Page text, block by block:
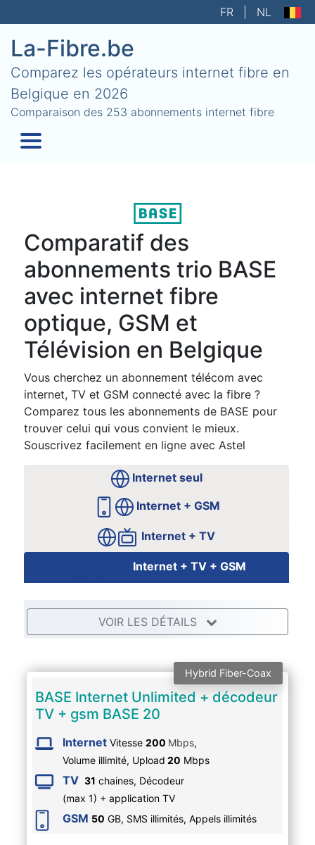
FR NL
La-Fibre.be
Comparez les opérateurs internet fibre en
Belgique en 2026
Comparaison des 253 abonnements internet fibre
Comparatif des
abonnements trio BASE
avec internet fibre
optique, GSM et
Télévision en Belgique
Vous cherchez un abonnement télécom avec
internet, TV et GSM connecté avec la fibre ?
Comparez tous les abonnements de BASE pour
trouver celui qui vous convient le mieux.
Souscrivez facilement en ligne avec Astel
Internet seul
Internet + GSM
Internet + TV
Internet + TV + GSM
VOIR LES DÉTAILS
Hybrid Fiber-Coax
BASE Internet Unlimited + décodeur
TV + gsm BASE 20
Internet Vitesse 200 Mbps,
Volume illimité, Upload 20 Mbps
TV 31 chaines, Décodeur
(max 1) + application TV
GSM 50 GB, SMS illimités, Appels illimités